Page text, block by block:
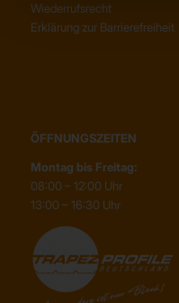
Wiederrufsrecht
Erklärung zur Barrierefreiheit
ÖFFNUNGSZEITEN
Montag bis Freitag:
08:00 – 12:00 Uhr
13:00 – 16:30 Uhr